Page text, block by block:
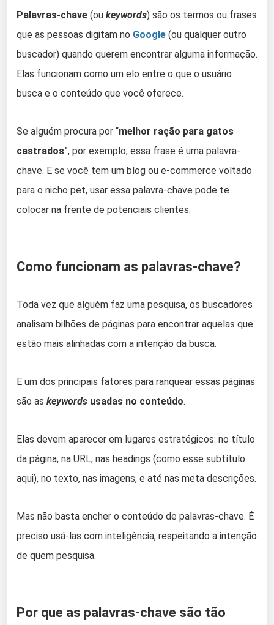
Palavras-chave (ou keywords) são os termos ou frases
que as pessoas digitam no Google (ou qualquer outro
buscador) quando querem encontrar alguma informação.
Elas funcionam como um elo entre o que o usuário
busca e o conteúdo que você oferece.
Se alguém procura por “melhor ração para gatos
castrados”, por exemplo, essa frase é uma palavra-
chave. E se você tem um blog ou e-commerce voltado
para o nicho pet, usar essa palavra-chave pode te
colocar na frente de potenciais clientes.
Como funcionam as palavras-chave?
Toda vez que alguém faz uma pesquisa, os buscadores
analisam bilhões de páginas para encontrar aquelas que
estão mais alinhadas com a intenção da busca.
E um dos principais fatores para ranquear essas páginas
são as keywords usadas no conteúdo.
Elas devem aparecer em lugares estratégicos: no título
da página, na URL, nas headings (como esse subtítulo
aqui), no texto, nas imagens, e até nas meta descrições.
Mas não basta encher o conteúdo de palavras-chave. É
preciso usá-las com inteligência, respeitando a intenção
de quem pesquisa.
Por que as palavras-chave são tão